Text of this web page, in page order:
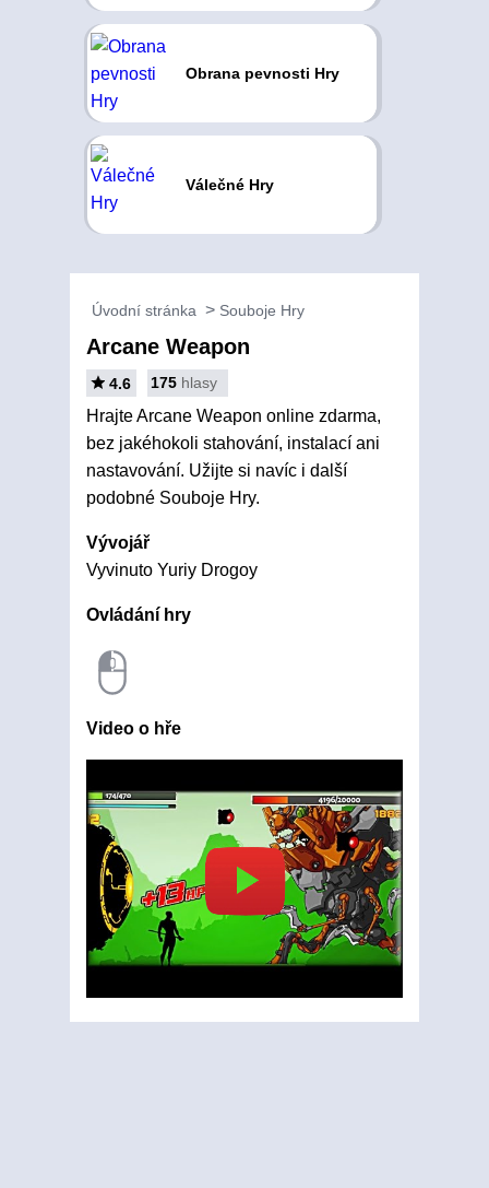
Obrana pevnosti Hry
Válečné Hry
Úvodní stránka Souboje Hry
Arcane Weapon
4.6 175 hlasy
Hrajte Arcane Weapon online zdarma,
bez jakéhokoli stahování, instalací ani
nastavování. Užijte si navíc i další
podobné Souboje Hry.
Vývojář
Vyvinuto Yuriy Drogoy
Ovládání hry
Video o hře